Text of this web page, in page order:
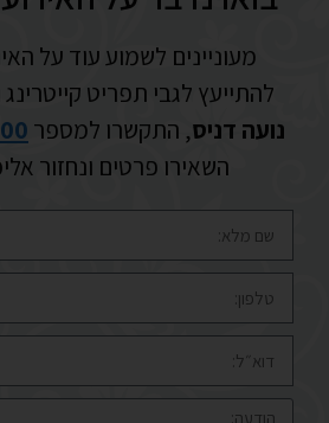
מעוניינים לשמוע עוד על
להתייעץ לגבי תפריט
נועה דניס, התקשרו למספר
השאירו פרטים ונחזור